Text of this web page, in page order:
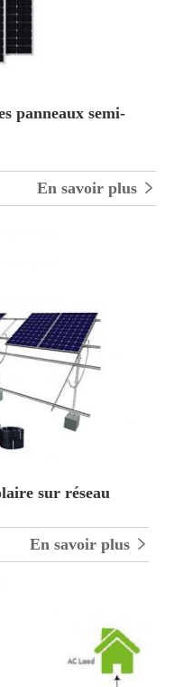
panneaux semi-
En savoir plus 
sur réseau
En savoir plus 